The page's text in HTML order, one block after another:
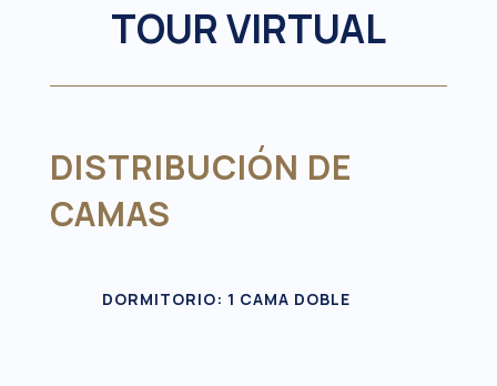
TOUR VIRTUAL
DISTRIBUCIÓN DE
CAMAS
DORMITORIO: 1 CAMA DOBLE